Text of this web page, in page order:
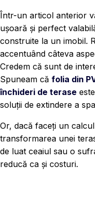
Într-un articol anterior
ușoară și perfect
construite la un imobil.
accentuând câteva
Credem că sunt de
Spuneam că folia din
închideri de terase
soluții de extindere a
Or, dacă faceți un
transformarea unei
de luat ceaiul sau o
reducă ca și costuri.